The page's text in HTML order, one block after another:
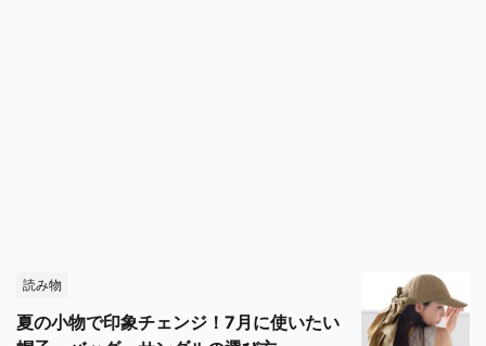
読み物
夏の小物で印象チェンジ！7月に使いたい